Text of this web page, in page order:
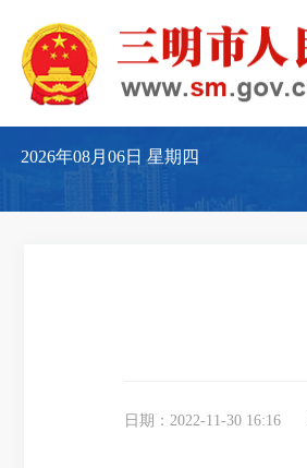
2026年08月06日星期四
日期：2022-11-30 16:16